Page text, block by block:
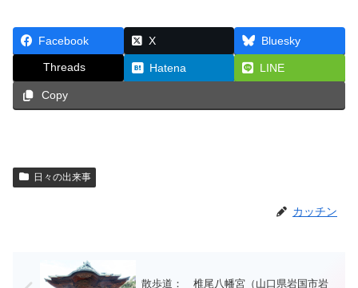
Facebook X Bluesky
Threads Hatena LINE
Copy
日々の出来事
カッチン
散歩道： 椎尾八幡宮（山口県岩国市岩